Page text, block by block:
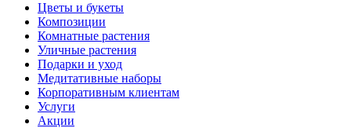
Цветы и букеты
Композиции
Комнатные растения
Уличные растения
Подарки и уход
Медитативные наборы
Корпоративным клиентам
Услуги
Акции